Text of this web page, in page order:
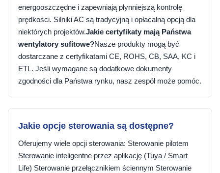
energooszczędne i zapewniają płynniejszą kontrolę
prędkości. Silniki AC są tradycyjną i opłacalną opcją dla
niektórych projektów.Jakie certyfikaty mają Państwa
wentylatory sufitowe?Nasze produkty mogą być
dostarczane z certyfikatami CE, ROHS, CB, SAA, KC i
ETL. Jeśli wymagane są dodatkowe dokumenty
zgodności dla Państwa rynku, nasz zespół może pomóc.
Jakie opcje sterowania są dostępne?
Oferujemy wiele opcji sterowania: Sterowanie pilotem
Sterowanie inteligentne przez aplikację (Tuya / Smart
Life) Sterowanie przełącznikiem ściennym Sterowanie